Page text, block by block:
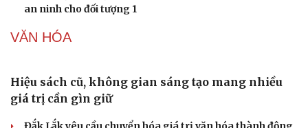
giảm?
Giá bạc hôm nay: Giá bạc trong nước ở mức 61,9 triệu
Quảng Ninh chấm dứt hoạt động các cơ sở giết mổ nhỏ lẻ
trước ngày 31/10/2026
Giá vàng hôm nay 7/8: Vàng trong nước có giá 139,2-